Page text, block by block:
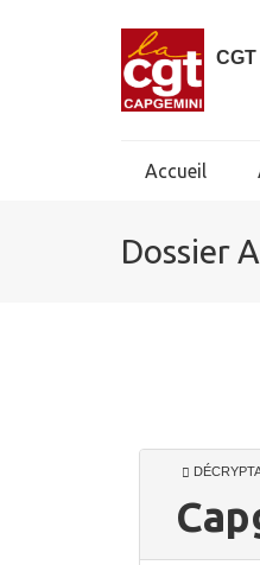
Accueil
Dossier